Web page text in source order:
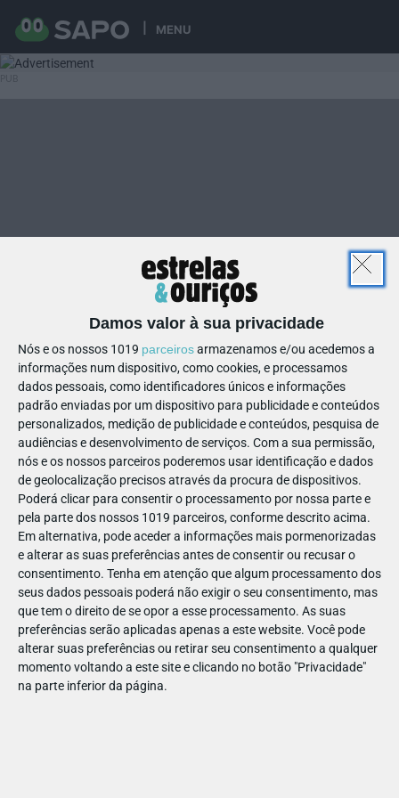
MENU
Damos valor à sua privacidade
Nós e os nossos 1019 parceirosarmazenamos e/ou acedemos a
informações num dispositivo, como cookies, e processamos
dados pessoais, como identificadores únicos e informações
padrão enviadas por um dispositivo para publicidade e conteúdos
personalizados, medição de publicidade e conteúdos, pesquisa de
audiências e desenvolvimento de serviços. Com a sua permissão,
nós e os nossos parceiros poderemos usar identificação e dados
de geolocalização precisos através da procura de dispositivos.
Poderá clicar para consentir o processamento por nossa parte e
pela parte dos nossos 1019 parceiros, conforme descrito acima.
Em alternativa, pode aceder a informações mais pormenorizadas
e alterar as suas preferências antes de consentir ou recusar o
consentimento. Tenha em atenção que algum processamento dos
seus dados pessoais poderá não exigir o seu consentimento, mas
que tem o direito de se opor a esse processamento. As suas
preferências serão aplicadas apenas a este website. Você pode
alterar suas preferências ou retirar seu consentimento a qualquer
momento voltando a este site e clicando no botão "Privacidade"
na parte inferior da página.
23
87847849183220